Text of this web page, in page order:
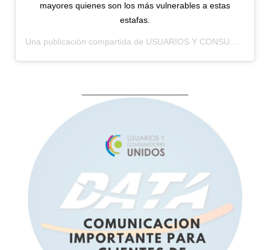
mayores quienes son los más vulnerables a estas
estafas.
Una publicación compartida de USUARIOS Y CONSUMIDORES UNIDOS